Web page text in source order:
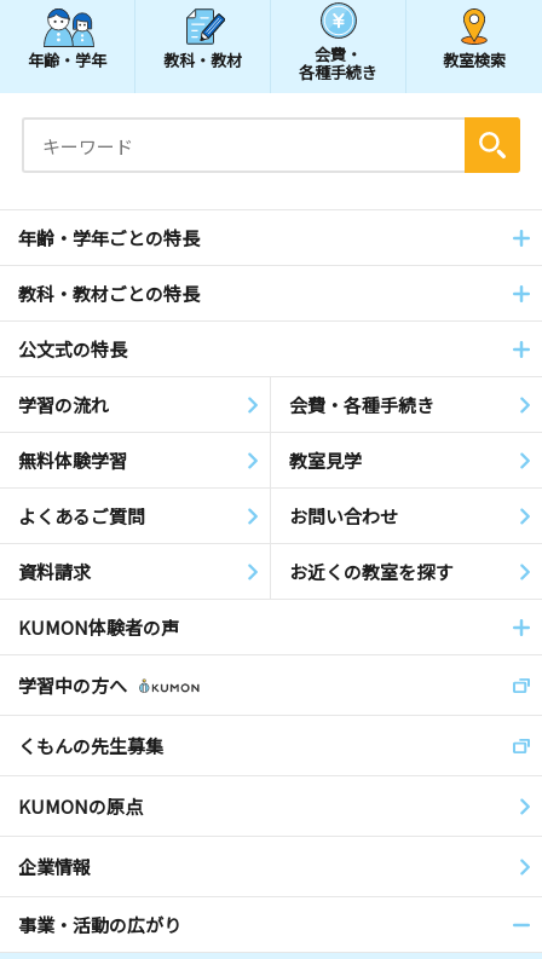
年齢・学年 教科・教材 会費・
各種手続き
教室検索
年齢・学年ごとの特長
教科・教材ごとの特長
公文式の特長
学習の流れ 会費・各種手続き
無料体験学習 教室見学
よくあるご質問 お問い合わせ
資料請求 お近くの教室を探す
KUMON体験者の声
学習中の方へ
くもんの先生募集
KUMONの原点
企業情報
事業・活動の広がり